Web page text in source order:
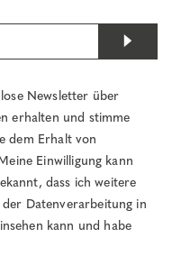
Newsletter über
erhalten und stimme
dem Erhalt von
Einwilligung kann
dass ich weitere
Datenverarbeitung in
kann und habe